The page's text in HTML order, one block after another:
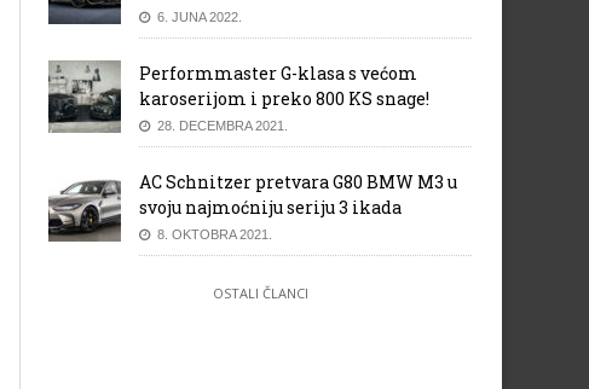
6. JUNA 2022.
Performmaster G-klasa s većom
karoserijom i preko 800 KS snage!
28. DECEMBRA 2021.
AC Schnitzer pretvara G80 BMW M3 u
svoju najmoćniju seriju 3 ikada
8. OKTOBRA 2021.
OSTALI ČLANCI